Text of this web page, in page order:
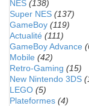
NES (138)
Super NES (137)
GameBoy (119)
Actualité (111)
GameBoy Advance
Mobile (42)
Retro-Gaming (15)
New Nintendo 3DS
LEGO (5)
Plateformes (4)